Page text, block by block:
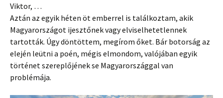
Viktor, …
Aztán az egyik héten öt emberrel is találkoztam, akik
Magyarországot ijesztőnek vagy elviselhetetlennek
tartották. Úgy döntöttem, megírom őket. Bár botorság az
elején leütni a poén, mégis elmondom, valójában egyik
történet szereplőjének se Magyarországgal van
problémája.